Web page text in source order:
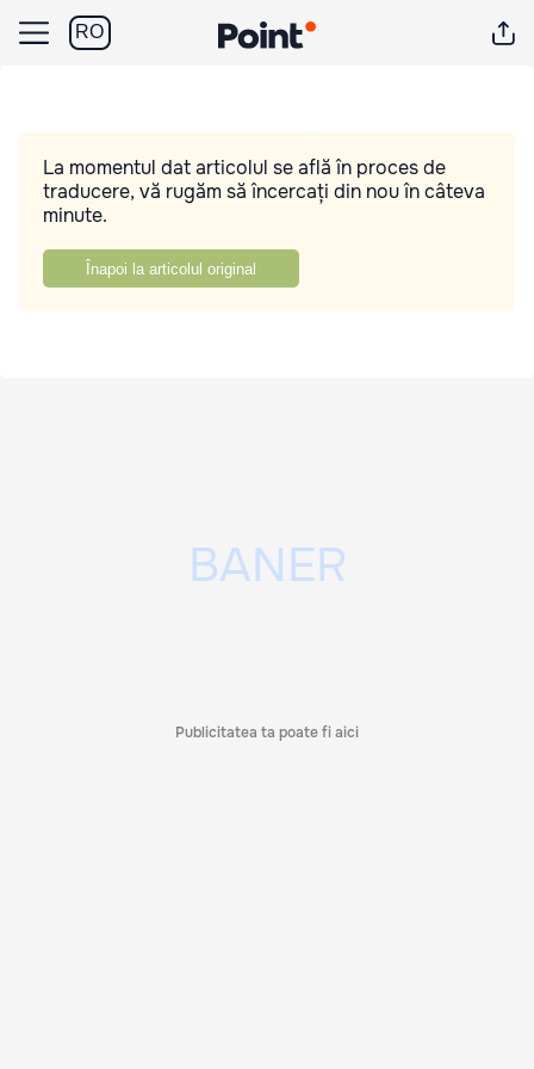
RO
La momentul dat articolul se află în proces de
traducere, vă rugăm să încercați din nou în câteva
minute.
Înapoi la articolul original
Publicitatea ta poate fi aici